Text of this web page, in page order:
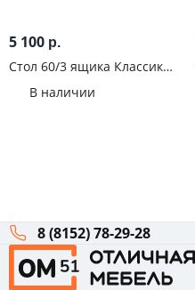
5 100 р.
Стол 60/3 ящика Классик
В наличии
8 (8152) 78-29-28